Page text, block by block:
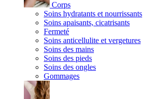
Corps
Soins hydratants et nourrissants
Soins apaisants, cicatrisants
Fermeté
Soins anticellulite et vergetures
Soins des mains
Soins des pieds
Soins des ongles
Gommages